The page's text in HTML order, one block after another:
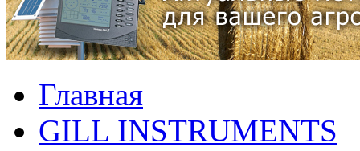
Главная
GILL INSTRUMENTS